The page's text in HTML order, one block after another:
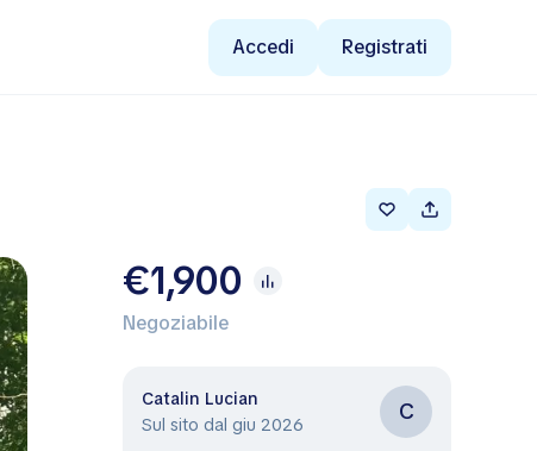
Accedi Registrati
€1,900
Negoziabile
Catalin Lucian
Sul sito dal giu 2026
C